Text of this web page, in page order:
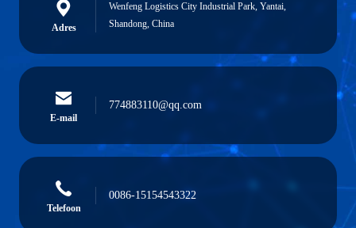
Adres
Wenfeng Logistics City Industrial Park, Yantai,
Shandong, China
E-mail
774883110@qq.com
Telefoon
0086-15154543322